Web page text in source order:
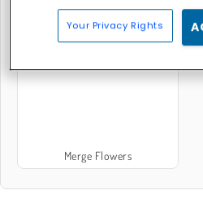
Mahjong floral
Merge Flowers
Your Privacy Rights